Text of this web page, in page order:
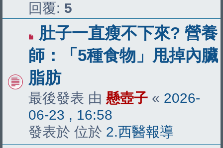
回覆: 5
有
新
文
章
肚子一直瘦不下來? 營養
師：「5種食物」甩掉內臟
脂肪
最後發表 由 懸壺子 « 2026-
06-23 , 16:58
發表於 位於 2.西醫報導